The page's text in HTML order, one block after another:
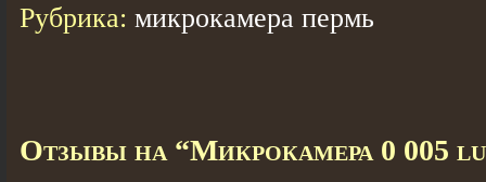
Рубрика: микрокамера пермь
Отзывы на “Микрокамера 0 005